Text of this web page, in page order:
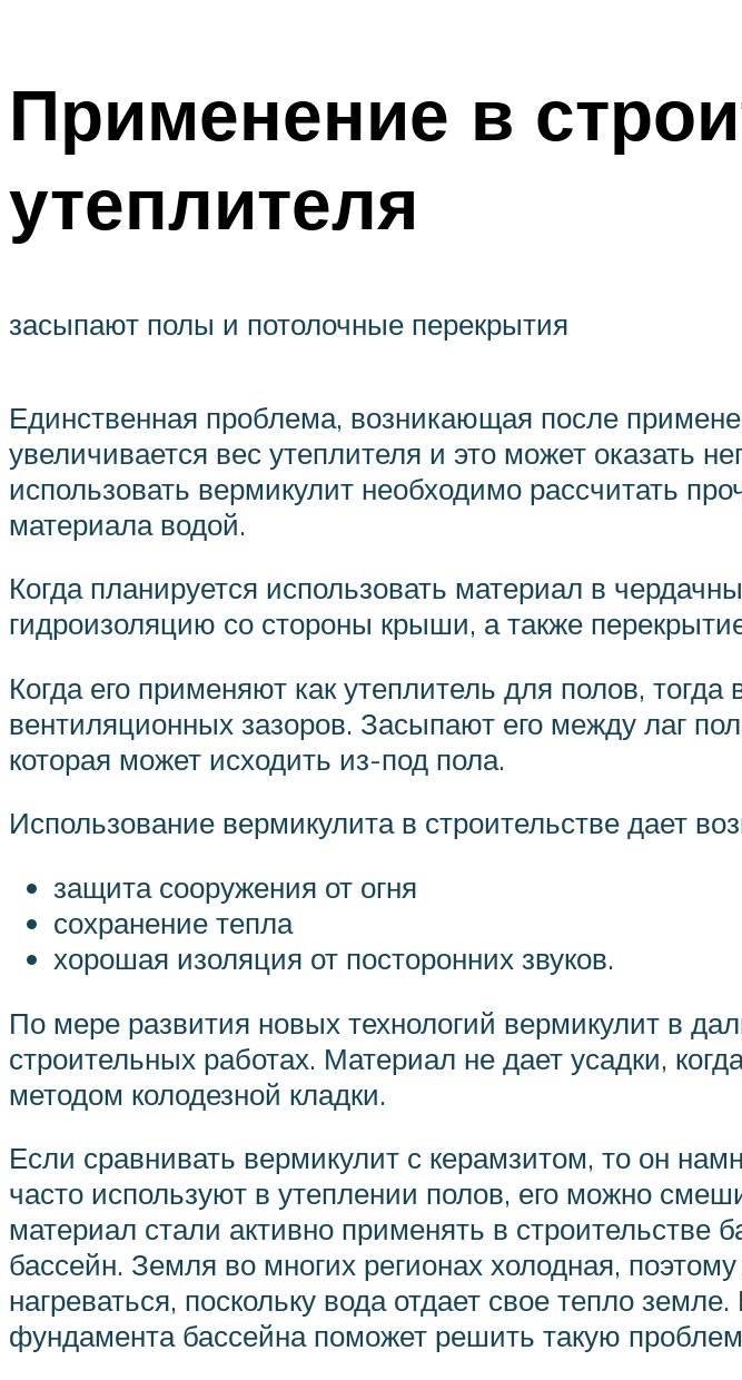
Применение в
утеплителя
засыпают полы и потолочные перекрытия
Единственная проблема, возникающая после
увеличивается вес утеплителя и это может оказать
использовать вермикулит необходимо рассчитать
материала водой.
Когда планируется использовать материал в
гидроизоляцию со стороны крыши, а также
Когда его применяют как утеплитель для полов,
вентиляционных зазоров. Засыпают его между лаг
которая может исходить из-под пола.
Использование вермикулита в строительстве дает
защита сооружения от огня
сохранение тепла
хорошая изоляция от посторонних звуков.
По мере развития новых технологий вермикулит в
строительных работах. Материал не дает усадки,
методом колодезной кладки.
Если сравнивать вермикулит с керамзитом, то он
часто используют в утеплении полов, его можно
материал стали активно применять в строительстве
бассейн. Земля во многих регионах холодная,
нагреваться, поскольку вода отдает свое тепло
фундамента бассейна поможет решить такую